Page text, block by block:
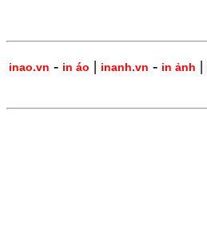
inao.vn - in áo | inanh.vn - in ảnh |